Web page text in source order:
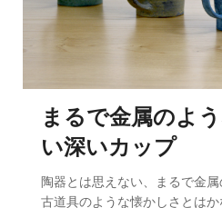
まるで金属のよ
い深いカップ
陶器とは思えない、まるで金属
古道具のような懐かしさとは